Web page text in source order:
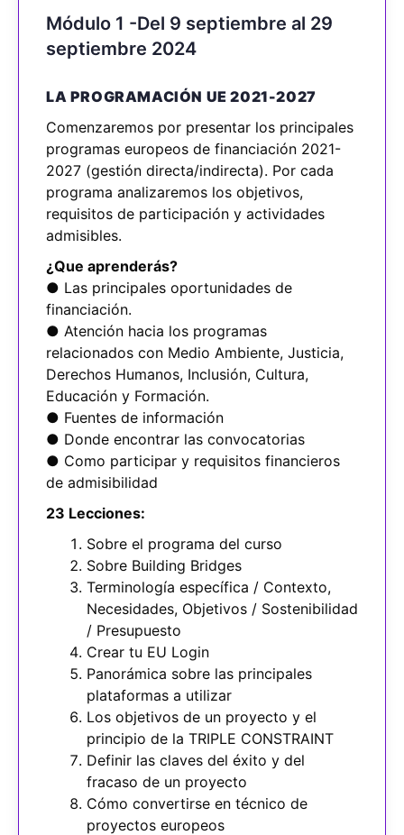
Módulo 1 -Del 9 septiembre al 29
septiembre 2024
LA PROGRAMACIÓN UE 2021-2027
Comenzaremos por presentar los principales
programas europeos de financiación 2021-
2027 (gestión directa/indirecta). Por cada
programa analizaremos los objetivos,
requisitos de participación y actividades
admisibles.
¿Que aprenderás?
● Las principales oportunidades de
financiación.
● Atención hacia los programas
relacionados con Medio Ambiente, Justicia,
Derechos Humanos, Inclusión, Cultura,
Educación y Formación.
● Fuentes de información
● Donde encontrar las convocatorias
● Como participar y requisitos financieros
de admisibilidad
23 Lecciones:
Sobre el programa del curso
Sobre Building Bridges
Terminología específica / Contexto,
Necesidades, Objetivos / Sostenibilidad
/ Presupuesto
Crear tu EU Login
Panorámica sobre las principales
plataformas a utilizar
Los objetivos de un proyecto y el
principio de la TRIPLE CONSTRAINT
Definir las claves del éxito y del
fracaso de un proyecto
Cómo convertirse en técnico de
proyectos europeos